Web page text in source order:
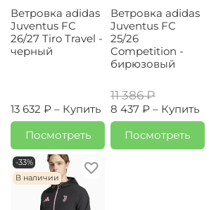
Ветровка adidas
Juventus FC
26/27 Tiro Travel -
черный
13 632 ₽ – Купить
Посмотреть
Ветровка adidas
Juventus FC
25/26
Competition -
бирюзовый
11 386 ₽
8 437 ₽ – Купить
Посмотреть
-33%
В наличии